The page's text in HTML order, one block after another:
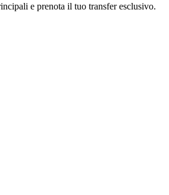
e prenota il tuo transfer esclusivo.